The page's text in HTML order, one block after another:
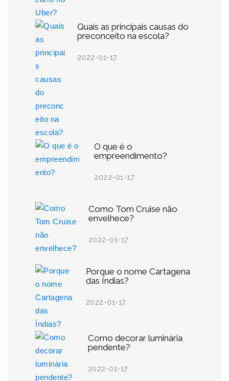
Quais as principais causas do
preconceito na escola?
2022-01-17
O que é o
empreendimento?
2022-01-17
Como Tom Cruise não
envelhece?
2022-01-17
Porque o nome Cartagena
das Índias?
2022-01-17
Como decorar luminária
pendente?
2022-01-17